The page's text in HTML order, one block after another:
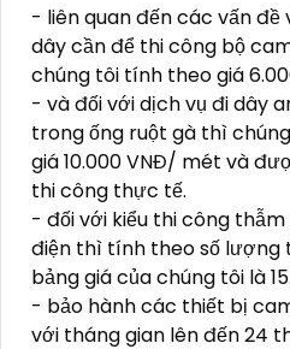
- liên quan đến các vấn đề
dây cần để thi công bộ
chúng tôi tính theo giá
- và đối với dịch vụ đi dây
trong ống ruột gà thì
giá 10.000 VNĐ/ mét và
thi công thực tế.
- đối với kiểu thi công
điện thì tính theo số lượng
bảng giá của chúng tôi là
- bảo hành các thiết bị
với tháng gian lên đến 24